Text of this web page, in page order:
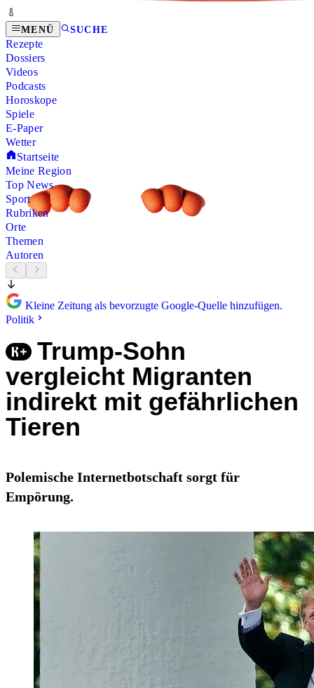
MENÜ SUCHE
Rezepte
Dossiers
Videos
Podcasts
Horoskope
Spiele
E-Paper
Wetter
Startseite
Meine Region
Top News
Sport
Rubriken
Orte
Themen
Autoren
Kleine Zeitung als bevorzugte Google-Quelle hinzufügen.
Politik
Trump-Sohn
vergleicht Migranten
indirekt mit gefährlichen
Tieren
Polemische Internetbotschaft sorgt für
Empörung.